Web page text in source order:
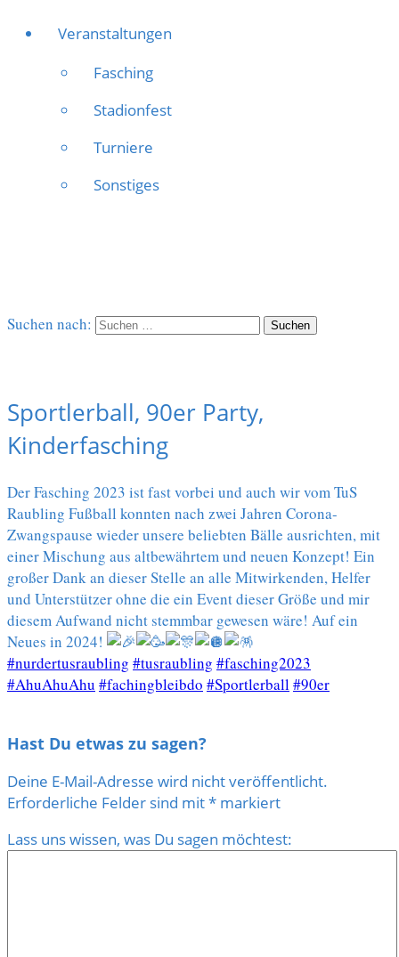
Veranstaltungen
Fasching
Stadionfest
Turniere
Sonstiges
Suchen nach:
Sportlerball, 90er Party,
Kinderfasching
Der Fasching 2023 ist fast vorbei und auch wir vom TuS
Raubling Fußball konnten nach zwei Jahren Corona-
Zwangspause wieder unsere beliebten Bälle ausrichten, mit
einer Mischung aus altbewährtem und neuen Konzept! Ein
großer Dank an dieser Stelle an alle Mitwirkenden, Helfer
und Unterstützer ohne die ein Event dieser Größe und mir
diesem Aufwand nicht stemmbar gewesen wäre! Auf ein
Neues in 2024!
#nurdertusraubling #tusraubling #fasching2023
#AhuAhuAhu #fachingbleibdo #Sportlerball#90er
Hast Du etwas zu sagen?
Deine E-Mail-Adresse wird nicht veröffentlicht.
Erforderliche Felder sind mit* markiert
Lass uns wissen, was Du sagen möchtest: